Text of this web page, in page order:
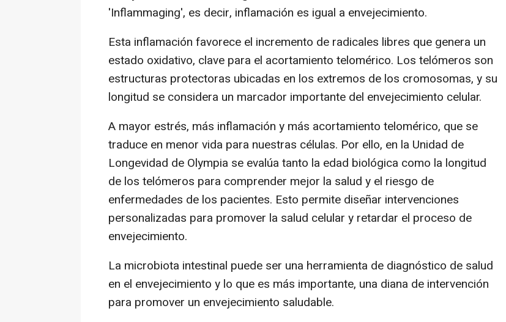
'Inflammaging', es decir, inflamación es igual a envejecimiento.
Esta inflamación favorece el incremento de radicales libres que genera un
estado oxidativo, clave para el acortamiento telomérico. Los telómeros son
estructuras protectoras ubicadas en los extremos de los cromosomas, y su
longitud se considera un marcador importante del envejecimiento celular.
A mayor estrés, más inflamación y más acortamiento telomérico, que se
traduce en menor vida para nuestras células. Por ello, en la Unidad de
Longevidad de Olympia se evalúa tanto la edad biológica como la longitud
de los telómeros para comprender mejor la salud y el riesgo de
enfermedades de los pacientes. Esto permite diseñar intervenciones
personalizadas para promover la salud celular y retardar el proceso de
envejecimiento.
La microbiota intestinal puede ser una herramienta de diagnóstico de salud
en el envejecimiento y lo que es más importante, una diana de intervención
para promover un envejecimiento saludable.